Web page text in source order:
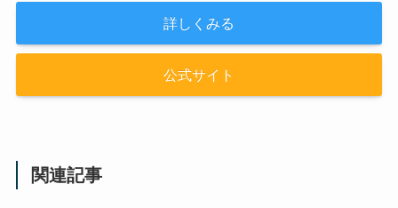
詳しくみる
公式サイト
関連記事